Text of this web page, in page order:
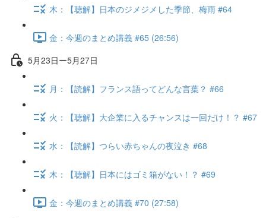
木：【聴解】日本のジメジメした季節、梅雨 #64
金：今週のまとめ講義 #65 (26:56)
5月23日ー5月27日
月：【読解】フランス語ってどんな言葉？ #66
火：【聴解】大企業に入るチャンスは一回だけ！？ #67
水：【読解】つらい赤ちゃんの夜泣き #68
木：【聴解】日本にはゴミ箱がない！？ #69
金：今週のまとめ講義 #70 (27:58)